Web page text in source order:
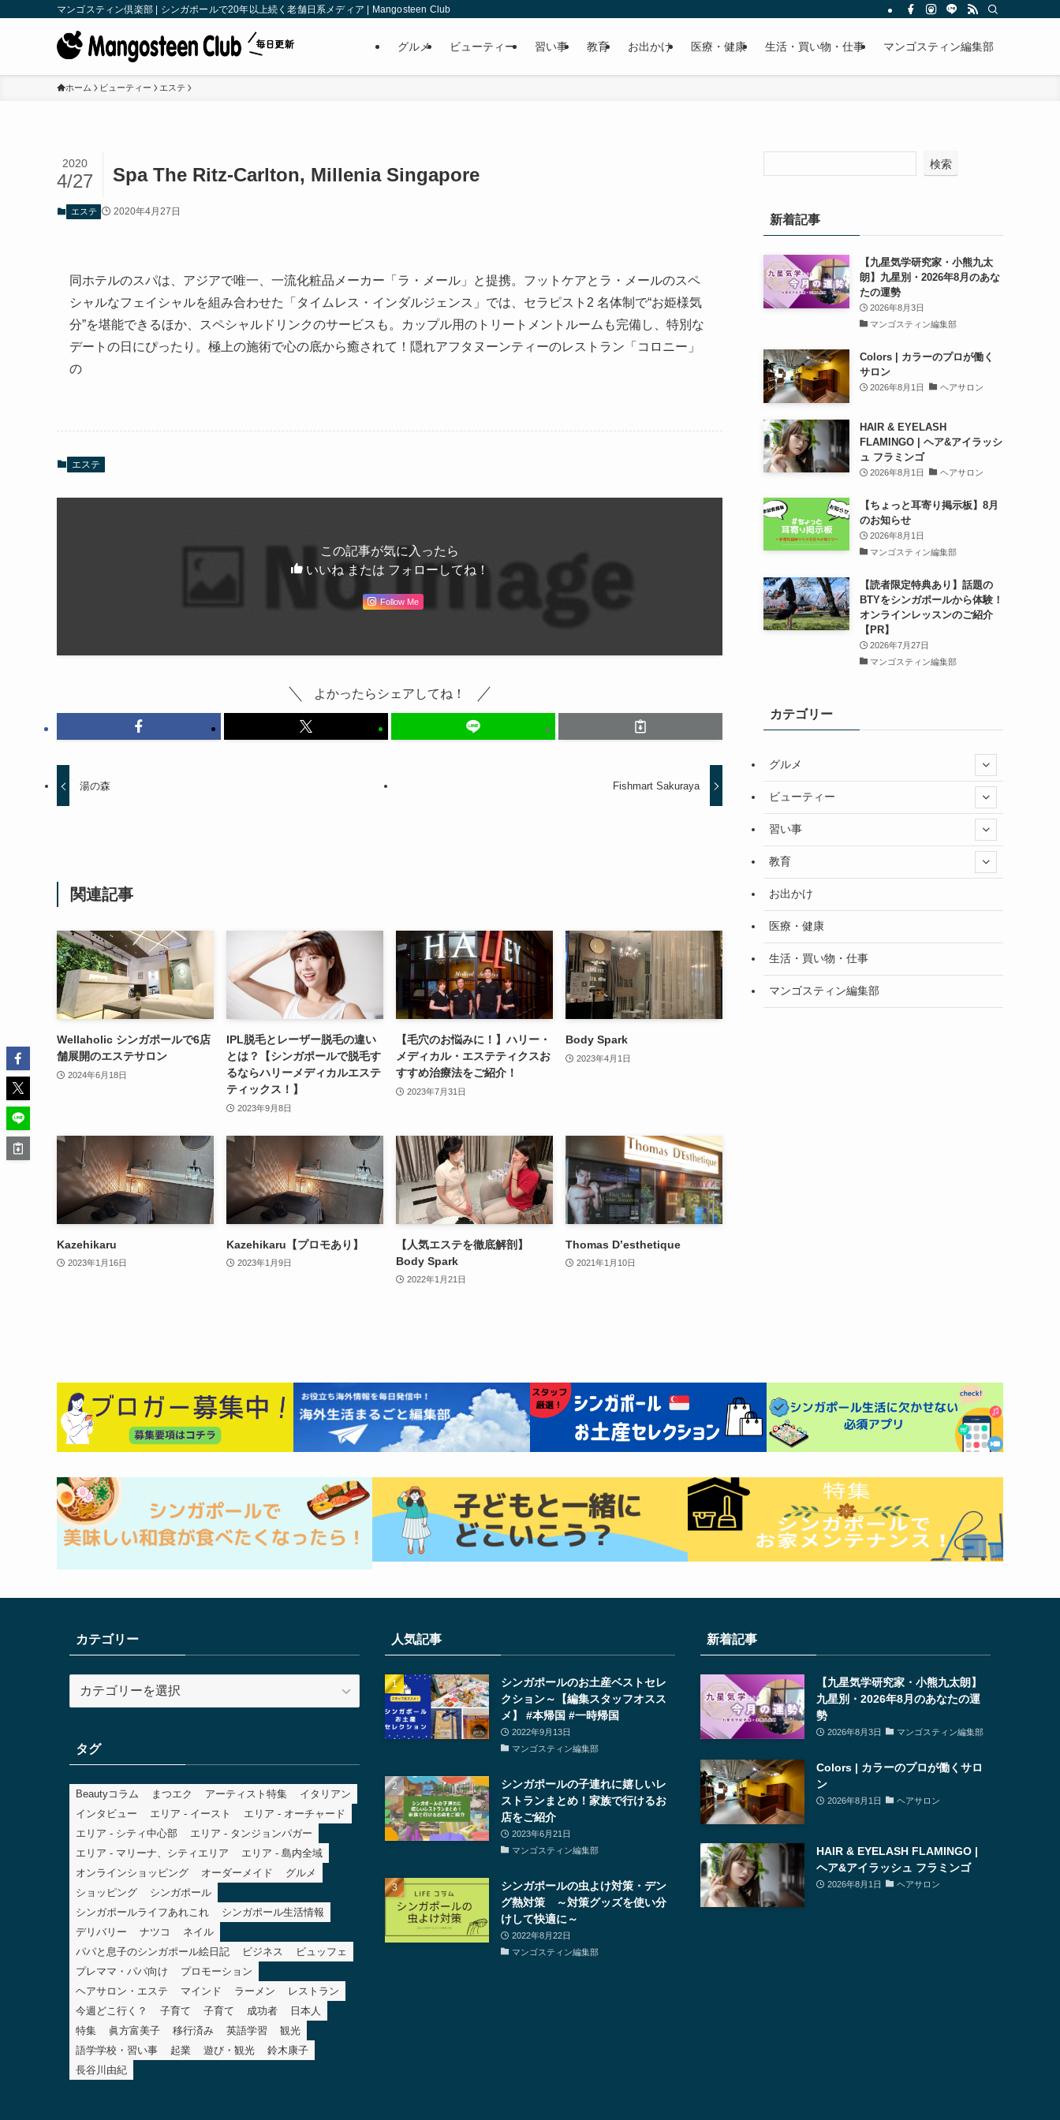
マンゴスティン倶楽部 | シンガポールで20年以上続く老舗日系メディア | Mangosteen Club
グルメ ビューティー 習い事 教育 お出かけ 医療・健康 生活・買い物・仕事 マンゴスティン編集部
ホーム ビューティー エステ
Spa The Ritz-Carlton, Millenia Singapore
2020
4/27
エステ 2020年4月27日
同ホテルのスパは、アジアで唯一、一流化粧品メーカー「ラ・メール」と提携。フットケアとラ・メールのスペ
シャルなフェイシャルを組み合わせた「タイムレス・インダルジェンス」では、セラピスト2 名体制で“お姫様気
分”を堪能できるほか、スペシャルドリンクのサービスも。カップル用のトリートメントルームも完備し、特別な
デートの日にぴったり。極上の施術で心の底から癒されて！隠れアフタヌーンティーのレストラン「コロニー」
の
エステ
この記事が気に入ったら
いいね または フォローしてね！
Follow Me
よかったらシェアしてね！
湯の森 Fishmart Sakuraya
関連記事
Wellaholic シンガポールで6店
舗展開のエステサロン
2024年6月18日
IPL脱毛とレーザー脱毛の違い
とは？【シンガポールで脱毛す
るならハリーメディカルエステ
ティックス！】
2023年9月8日
【毛穴のお悩みに！】ハリー・
メディカル・エステティクスお
すすめ治療法をご紹介！
2023年7月31日
Body Spark
2023年4月1日
Kazehikaru
2023年1月16日
Kazehikaru【プロモあり】
2023年1月9日
【人気エステを徹底解剖】
Body Spark
2022年1月21日
Thomas D’esthetique
2021年1月10日
検索
新着記事
【九星気学研究家・小熊九太
朗】九星別・2026年8月のあな
たの運勢
2026年8月3日
マンゴスティン編集部
Colors | カラーのプロが働く
サロン
2026年8月1日 ヘアサロン
HAIR & EYELASH
FLAMINGO | ヘア&アイラッシ
ュ フラミンゴ
2026年8月1日 ヘアサロン
【ちょっと耳寄り掲示板】8月
のお知らせ
2026年8月1日
マンゴスティン編集部
【読者限定特典あり】話題の
BTYをシンガポールから体験！
オンラインレッスンのご紹介
【PR】
2026年7月27日
マンゴスティン編集部
カテゴリー
グルメ
ビューティー
習い事
教育
お出かけ
医療・健康
生活・買い物・仕事
マンゴスティン編集部
カテゴリー
テ
リ
ー
タグ
Beautyコラム まつエク アーティスト特集
イタリアン
インタビュー
エリア - イースト
エリア - オーチャード
エリア - シティ中心部
エリア - タンジョンパガー
エリア - マリーナ、シティエリア
エリア - 島内全域
オンラインショッピング
オーダーメイド
グルメ
ショッピング
シンガポール
シンガポールライフあれこれ
シンガポール生活情報
デリバリー
ナツコ
ネイル
パパと息子のシンガポール絵日記
ビジネス
ビュッフェ
プレママ・パパ向け
プロモーション
ヘアサロン・エステ
マインド ラーメン
レストラン
今週どこ行く？
子育て 子育て 成功者
日本人
特集
眞方富美子 移行済み 英語学習
観光
語学学校・習い事
起業 遊び・観光
鈴木康子
長谷川由紀
人気記事
シンガポールのお土産ベストセレ
クション～【編集スタッフオスス
メ】 #本帰国 #一時帰国
2022年9月13日
マンゴスティン編集部
シンガポールの子連れに嬉しいレ
ストランまとめ！家族で行けるお
店をご紹介
2023年6月21日
マンゴスティン編集部
シンガポールの虫よけ対策・デン
グ熱対策 ～対策グッズを使い分
けして快適に～
2022年8月22日
マンゴスティン編集部
新着記事
【九星気学研究家・小熊九太朗】
九星別・2026年8月のあなたの運
勢
2026年8月3日 マンゴスティン編集部
Colors | カラーのプロが働くサロ
ン
2026年8月1日 ヘアサロン
HAIR & EYELASH FLAMINGO |
ヘア&アイラッシュ フラミンゴ
2026年8月1日 ヘアサロン